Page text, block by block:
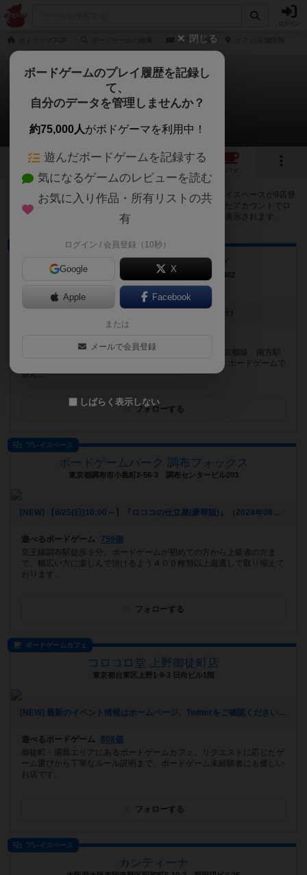
リアルト橋
リアルト橋
9店のカフェ/スペースが提供中
8 2
カフェ
リアルト橋で遊ぶことができるボードゲームカフェ・プレイスペースが9店登
録されています。公開プロフィールの都道府県が設定されたアカウントでロ
グインすると、同じ都道府県内の店舗に絞り込むボタンが表示されます。
プレイスペース
ボードゲームスペース ログ
大阪府大阪市淀川区西中島4丁目-8-26鯛ビル402
[NEW] 料金改定のお知らせ（2026年02月16日 19時20分）
新大阪駅より徒歩9分 御堂筋線 西中島南方駅、阪急京都線 南方駅
より徒歩3分 御堂筋線 梅田駅より電車＋徒歩で7分！ボードゲームで
遊ん...
フォローする
プレイスペース
ボードゲームパーク 調布フォックス
東京都調布市小島町2-56-3 調布センタービル203
[NEW] 【8/25(日)10:00～】『ロココの仕立屋(豪華版)』（2024年08月24日 17時44分）
遊べるボードゲーム
759個
京王線調布駅徒歩５分。ボードゲームが初めての方から上級者の方ま
で、幅広い方に楽しんで頂けるよう４００種類以上厳選して取り揃えて
おります...
フォローする
ボードゲームカフェ
コロコロ堂 上野御徒町店
東京都台東区上野1-9-3 日向ビル1階
[NEW] 最新のイベント情報はホームページ、Twitterをご確認ください！（2023年07月08日 13時24分）
遊べるボードゲーム
808個
御徒町・湯島エリアにあるボードゲームカフェ。リクエストに応じたゲ
ーム選びから丁寧なルール説明まで、ボードゲーム未経験者にも優しい
お店です。
フォローする
プレイスペース
カンティーナ
閉じる
ボードゲームのプレイ履歴を記録し
て、
自分のデータを管理しませんか？
約75,000人がボドゲーマを利用中！
遊んだボードゲームを記録する
気になるゲームのレビューを読む
お気に入り作品・所有リストの共
有
ログイン / 会員登録（10秒）
Google X
Apple Facebook
または
メールで会員登録
しばらく表示しない